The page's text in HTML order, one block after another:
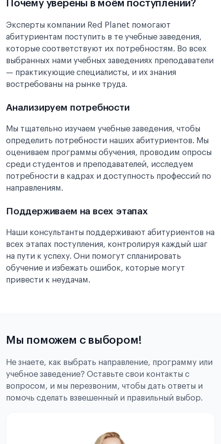
Почему уверены в моём поступлении?
Эксперты компании Red Planet помогают
абитуриентам поступить в те учебные заведения,
которые соответствуют их потребностям. Во всех
выбранных нами учебных заведениях преподаватели
— практикующие специалисты, и их знания
востребованы на рынке труда.
Анализируем потребности
Мы тщательно изучаем учебные заведения, чтобы
определить потребности наших абитуриентов. Мы
оцениваем программы обучения, проводим опросы
среди студентов и преподавателей, исследуем
потребности в кадрах и доступность профессий по
направлениям.
Поддерживаем на всех этапах
Наши консультанты поддерживают абитуриентов на
всех этапах поступления, контролируя каждый шаг
на пути к успеху. Они помогут спланировать
обучение и избежать ошибок, которые могут
привести к неудачам.
Мы поможем с выбором!
Не знаете, как выбрать направление, программу или
учебное заведение? Оставьте свои контакты с
вопросом, и мы перезвоним, чтобы дать ответы и
помочь сделать взвешенный и правильный выбор.